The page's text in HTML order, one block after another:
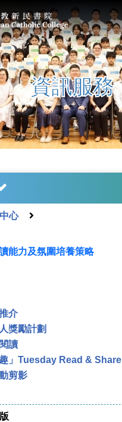
資訊服務
心
能力及氛圍培養策略
介
獎勵計劃
讀
趣」Tuesday Read & Share
剪影